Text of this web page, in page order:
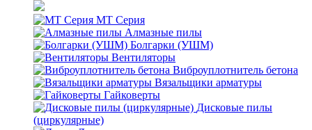
MT Серия
Алмазные пилы
Болгарки (УШМ)
Вентиляторы
Виброуплотнитель бетона
Вязальщики арматуры
Гайковерты
Дисковые пилы
(циркулярные)